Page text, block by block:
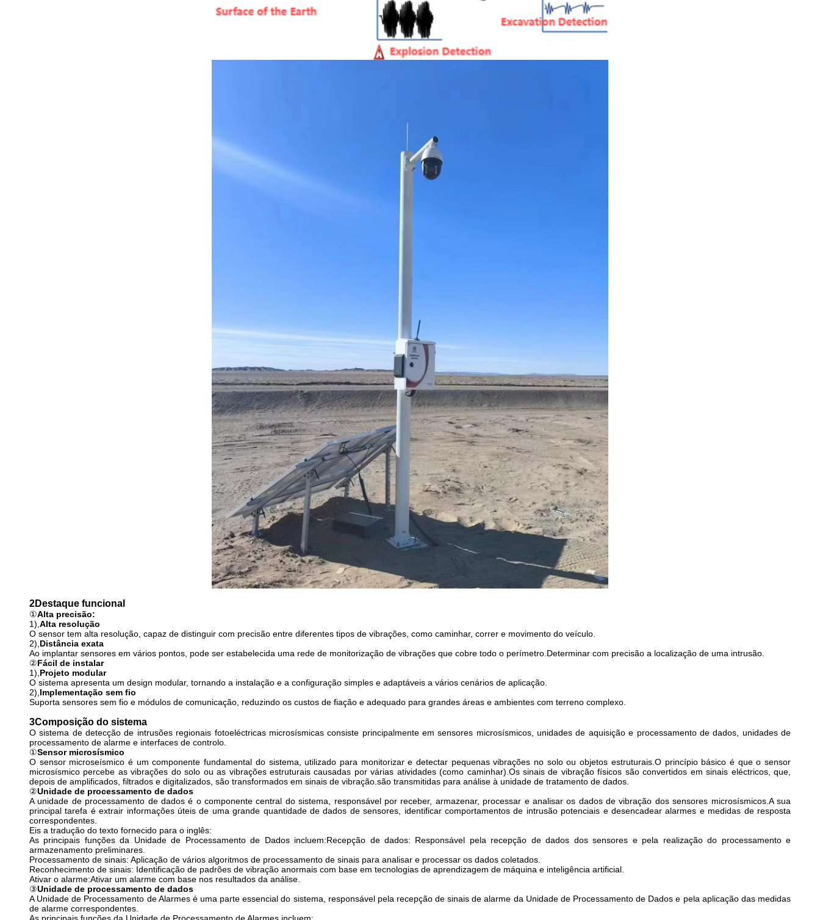
2Destaque funcional
①Alta precisão:
1), Alta resolução
O sensor tem alta resolução, capaz de distinguir com precisão entre diferentes tipos de vibrações, como caminhar, correr e movimento do veículo.
2), Distância exata
Ao implantar sensores em vários pontos, pode ser estabelecida uma rede de monitorização de vibrações que cobre todo o perímetro.Determinar com precisão a localização de uma intrusão.
②Fácil de instalar
1), Projeto modular
O sistema apresenta um design modular, tornando a instalação e a configuração simples e adaptáveis a vários cenários de aplicação.
2), Implementação sem fio
Suporta sensores sem fio e módulos de comunicação, reduzindo os custos de fiação e adequado para grandes áreas e ambientes com terreno complexo.
3Composição do sistema
O sistema de detecção de intrusões regionais fotoeléctricas microsísmicas consiste principalmente em sensores microsísmicos, unidades de aquisição e processamento de dados, unidades de
processamento de alarme e interfaces de controlo.
①Sensor microsísmico
O sensor microseísmico é um componente fundamental do sistema, utilizado para monitorizar e detectar pequenas vibrações no solo ou objetos estruturais.O princípio básico é que o sensor
microsísmico percebe as vibrações do solo ou as vibrações estruturais causadas por várias atividades (como caminhar).Os sinais de vibração físicos são convertidos em sinais eléctricos, que,
depois de amplificados, filtrados e digitalizados, são transformados em sinais de vibração.são transmitidas para análise à unidade de tratamento de dados.
②Unidade de processamento de dados
A unidade de processamento de dados é o componente central do sistema, responsável por receber, armazenar, processar e analisar os dados de vibração dos sensores microsísmicos.A sua
principal tarefa é extrair informações úteis de uma grande quantidade de dados de sensores, identificar comportamentos de intrusão potenciais e desencadear alarmes e medidas de resposta
correspondentes.
Eis a tradução do texto fornecido para o inglês:
As principais funções da Unidade de Processamento de Dados incluem:Recepção de dados: Responsável pela recepção de dados dos sensores e pela realização do processamento e
armazenamento preliminares.
Processamento de sinais: Aplicação de vários algoritmos de processamento de sinais para analisar e processar os dados coletados.
Reconhecimento de sinais: Identificação de padrões de vibração anormais com base em tecnologias de aprendizagem de máquina e inteligência artificial.
Ativar o alarme:Ativar um alarme com base nos resultados da análise.
③Unidade de processamento de dados
A Unidade de Processamento de Alarmes é uma parte essencial do sistema, responsável pela recepção de sinais de alarme da Unidade de Processamento de Dados e pela aplicação das medidas
de alarme correspondentes.